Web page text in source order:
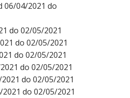
06/04/2021 do
do 02/05/2021
do 02/05/2021
do 02/05/2021
do 02/05/2021
do 02/05/2021
do 02/05/2021